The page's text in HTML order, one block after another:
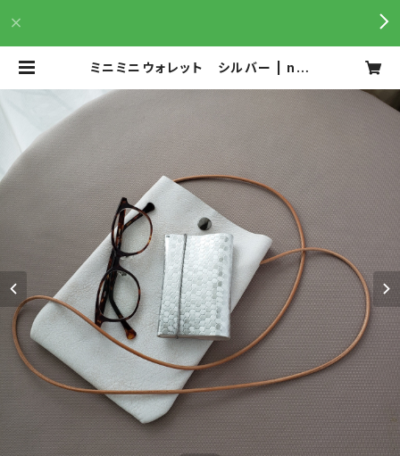
ミニミニウォレット シルバー | n.n
た美しい革を、気分の上がる製品に仕
立てています。